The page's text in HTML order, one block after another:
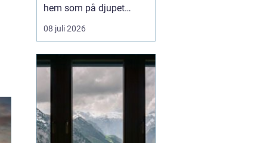
hem som på djupet
speglar hur en familj
lever, snarare än att
färdigt standardhus. På
samma sätt som en
skräddarsydd kostym
sitter bättre ä...
08 juli 2026